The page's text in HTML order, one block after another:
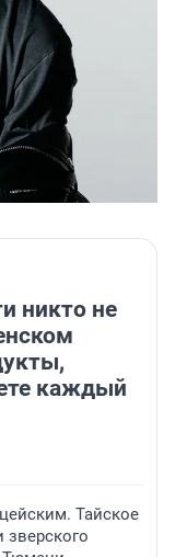
никто не
каждый
Тайское
зверского